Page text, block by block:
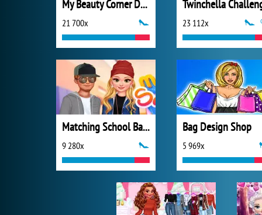
My Beauty Corner Decoration
21 700x
Twinchella
23 112x
Matching School Bags
9 280x
Bag Design Shop
5 969x